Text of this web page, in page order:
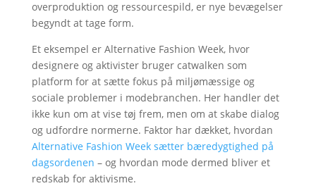
overproduktion og ressourcespild, er nye bevægelser
begyndt at tage form.
Et eksempel er Alternative Fashion Week, hvor
designere og aktivister bruger catwalken som
platform for at sætte fokus på miljømæssige og
sociale problemer i modebranchen. Her handler det
ikke kun om at vise tøj frem, men om at skabe dialog
og udfordre normerne. Faktor har dækket, hvordan
Alternative Fashion Week sætter bæredygtighed på
dagsordenen – og hvordan mode dermed bliver et
redskab for aktivisme.